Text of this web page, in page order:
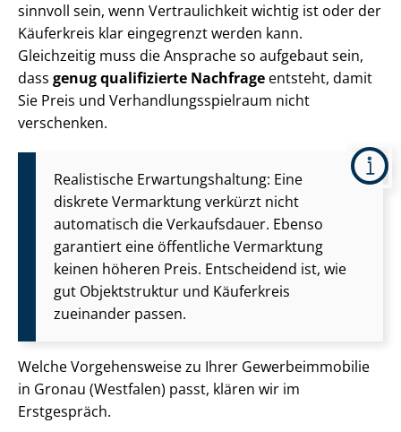
sinnvoll sein, wenn Vertraulichkeit wichtig ist oder der
Käuferkreis klar eingegrenzt werden kann.
Gleichzeitig muss die Ansprache so aufgebaut sein,
dass genug qualifizierte Nachfrage entsteht, damit
Sie Preis und Ver­hand­lungs­spiel­raum nicht
verschenken.
Realistische Er­war­tungs­hal­tung: Eine
diskrete Vermarktung verkürzt nicht
automatisch die Verkaufsdauer. Ebenso
garantiert eine öffentliche Vermarktung
keinen höheren Preis. Entscheidend ist, wie
gut Objektstruktur und Käuferkreis
zueinander passen.
Welche Vorgehensweise zu Ihrer Ge­wer­be­im­mo­bi­lie
in Gronau (Westfalen) passt, klären wir im
Erstgespräch.